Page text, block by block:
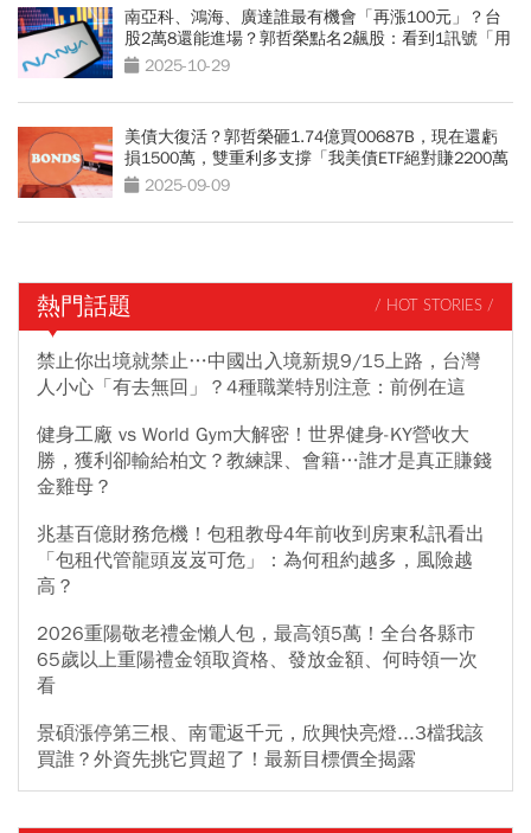
南亞科、鴻海、廣達誰最有機會「再漲100元」？台
股2萬8還能進場？郭哲榮點名2飆股：看到1訊號「用
力買」
2025-10-29
美債大復活？郭哲榮砸1.74億買00687B，現在還虧
損1500萬，雙重利多支撐「我美債ETF絕對賺2200萬
出場」
2025-09-09
熱門話題 / HOT STORIES /
禁止你出境就禁止…中國出入境新規9/15上路，台灣
人小心「有去無回」？4種職業特別注意：前例在這
健身工廠 vs World Gym大解密！世界健身-KY營收大
勝，獲利卻輸給柏文？教練課、會籍…誰才是真正賺錢
金雞母？
兆基百億財務危機！包租教母4年前收到房東私訊看出
「包租代管龍頭岌岌可危」：為何租約越多，風險越
高？
2026重陽敬老禮金懶人包，最高領5萬！全台各縣市
65歲以上重陽禮金領取資格、發放金額、何時領一次
看
景碩漲停第三根、南電返千元，欣興快亮燈...3檔我該
買誰？外資先挑它買超了！最新目標價全揭露